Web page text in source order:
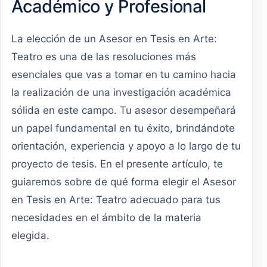
Académico y Profesional
La elección de un Asesor en Tesis en Arte:
Teatro es una de las resoluciones más
esenciales que vas a tomar en tu camino hacia
la realización de una investigación académica
sólida en este campo. Tu asesor desempeñará
un papel fundamental en tu éxito, brindándote
orientación, experiencia y apoyo a lo largo de tu
proyecto de tesis. En el presente artículo, te
guiaremos sobre de qué forma elegir el Asesor
en Tesis en Arte: Teatro adecuado para tus
necesidades en el ámbito de la materia
elegida.